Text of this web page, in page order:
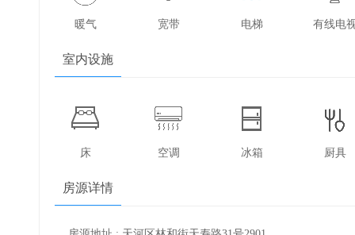
暖气 宽带 电梯 有线电
室内设施
床 空调 冰箱 厨具
房源详情